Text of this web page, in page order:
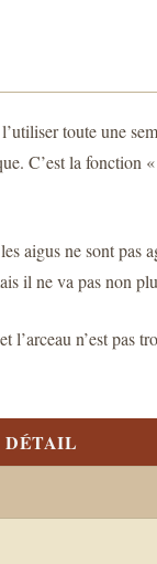
toute une
C’est la fonction
aigus ne sont pas
il ne va pas non
n’est pas
DÉTAIL